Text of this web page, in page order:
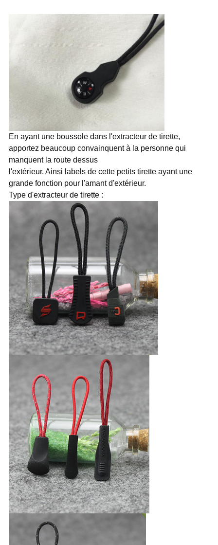
En ayant une boussole dans l'extracteur de tirette,
apportez beaucoup convainquent à la personne qui
manquent la route dessus
l'extérieur. Ainsi labels de cette petits tirette ayant une
grande fonction pour l'amant d'extérieur.
Type d'extracteur de tirette :